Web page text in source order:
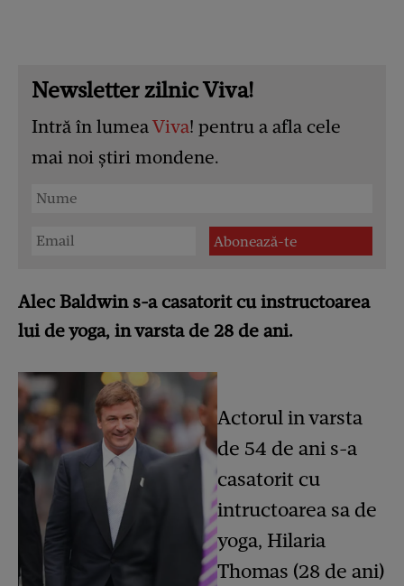
Newsletter zilnic Viva!
Intră în lumea Viva! pentru a afla cele
mai noi știri mondene.
Alec Baldwin s-a casatorit cu instructoarea
lui de yoga, in varsta de 28 de ani.
Actorul in varsta
de 54 de ani s-a
casatorit cu
intructoarea sa de
yoga, Hilaria
Thomas (28 de ani)